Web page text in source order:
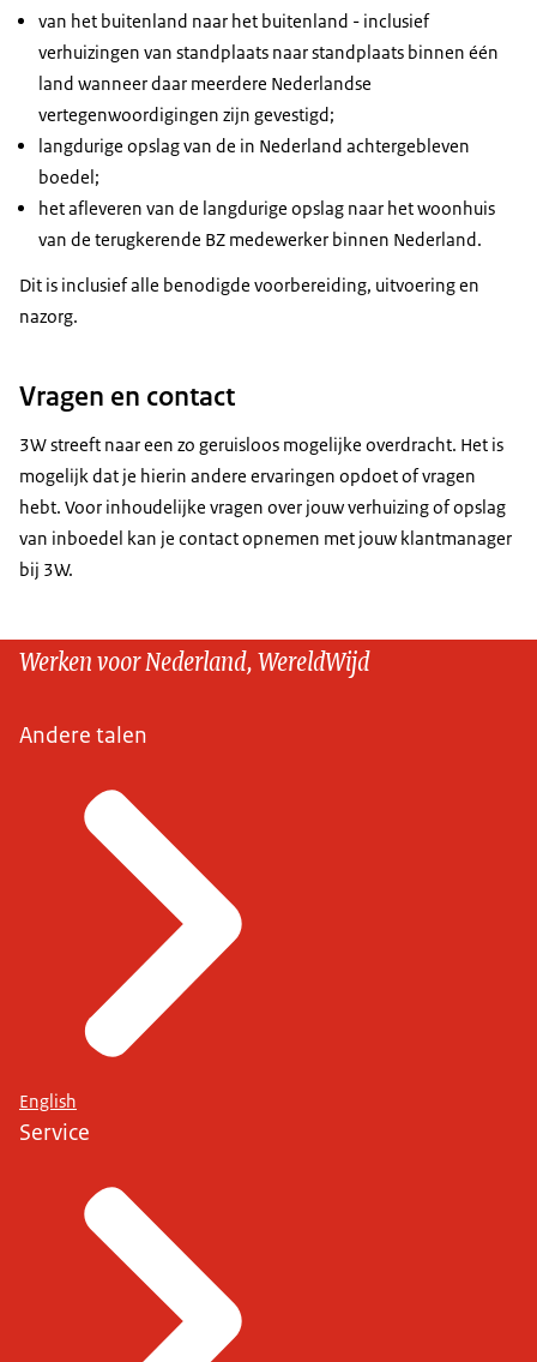
van het buitenland naar het buitenland - inclusief
verhuizingen van standplaats naar standplaats binnen één
land wanneer daar meerdere Nederlandse
vertegenwoordigingen zijn gevestigd;
langdurige opslag van de in Nederland achtergebleven
boedel;
het afleveren van de langdurige opslag naar het woonhuis
van de terugkerende BZ medewerker binnen Nederland.
Dit is inclusief alle benodigde voorbereiding, uitvoering en
nazorg.
Vragen en contact
3W streeft naar een zo geruisloos mogelijke overdracht. Het is
mogelijk dat je hierin andere ervaringen opdoet of vragen
hebt. Voor inhoudelijke vragen over jouw verhuizing of opslag
van inboedel kan je contact opnemen met jouw klantmanager
bij 3W.
Werken voor Nederland, WereldWijd
Andere talen
English
Service